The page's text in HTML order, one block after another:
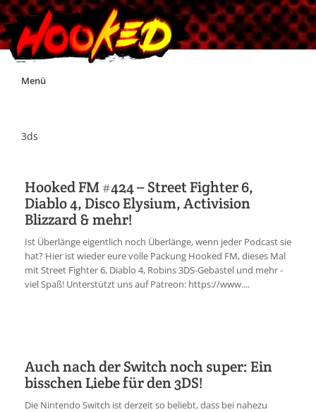
Skip
Menü
Impressum
Jobs
Discord
3ds
Hooked FM #424 – Street Fighter 6,
Diablo 4, Disco Elysium, Activision
Blizzard & mehr!
Ist Überlänge eigentlich noch Überlänge, wenn jeder Podcast sie
hat? Hier ist wieder eure volle Packung Hooked FM, dieses Mal
mit Street Fighter 6, Diablo 4, Robins 3DS-Gebastel und mehr -
viel Spaß! Unterstützt uns auf Patreon: https://www....
Auch nach der Switch noch super: Ein
bisschen Liebe für den 3DS!
Die Nintendo Switch ist derzeit so beliebt, dass bei nahezu